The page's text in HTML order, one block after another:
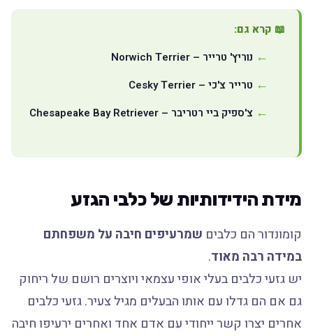
📖 קרא גם:
נוריץ' טרייר – Norwich Terrier
טרייר צ'כי – Cesky Terrier
צ'ספיק ביי רטריבר – Chesapeake Bay Retriever
מידת הידידותיות של כלבי הגזע
קומונדור הם כלבים שמרעיפים חיבה על משפחתם
במידה רבה מאוד.
יש גזעי כלבים בעלי אופי עצמאי ויוצרים רושם של ריחוק
גם אם הם גדלו עם אותו הבעלים מגיל צעיר. גזעי כלבים
אחרים יצרו קשר ייחודי עם אדם אחד ואחרים ירעיפו חיבה